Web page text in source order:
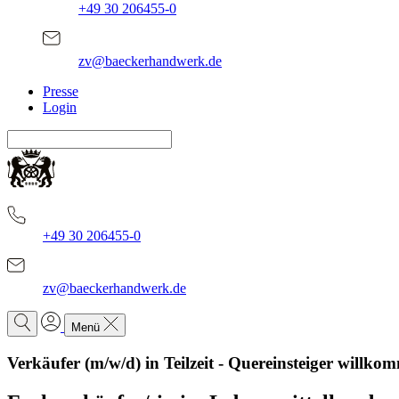
+49 30 206455-0
zv@baeckerhandwerk.de
Presse
Login
+49 30 206455-0
zv@baeckerhandwerk.de
Menü
Verkäufer (m/w/d) in Teilzeit - Quereinsteiger